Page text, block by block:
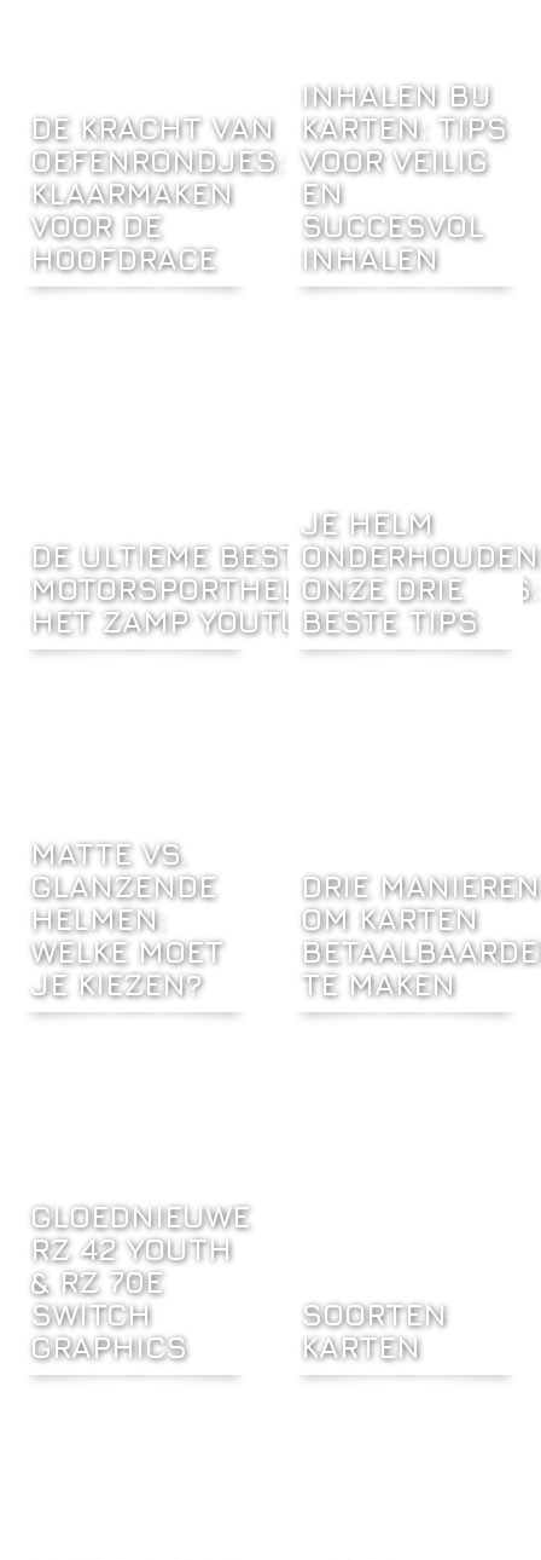
DE KRACHT VAN
OEFENRONDJES:
KLAARMAKEN
VOOR DE
HOOFDRACE
INHALEN BIJ
KARTEN: TIPS
VOOR VEILIG
EN
SUCCESVOL
INHALEN
DE ULTIEME BESTEMMING VOOR
MOTORSPORTHELMLIEFHEBBERS:
HET ZAMP YOUTUBE-KANAAL!
JE HELM
ONZE DRIE
BESTE TIPS
MATTE VS.
GLANZENDE
HELMEN:
WELKE MOET
JE KIEZEN?
DRIE MANIEREN
OM KARTEN
TE MAKEN
GLOEDNIEUWE
RZ 42 YOUTH
& RZ 70E
SWITCH
GRAPHICS
SOORTEN
KARTEN